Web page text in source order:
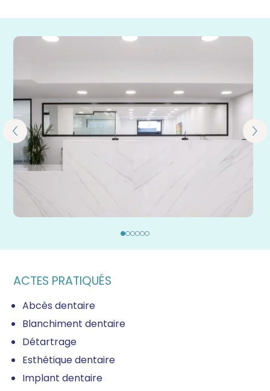
ACTES PRATIQUÉS
Abcès dentaire
Blanchiment dentaire
Détartrage
Esthétique dentaire
Implant dentaire